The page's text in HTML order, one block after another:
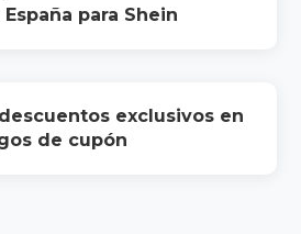
para Shein
exclusivos en
de cupón